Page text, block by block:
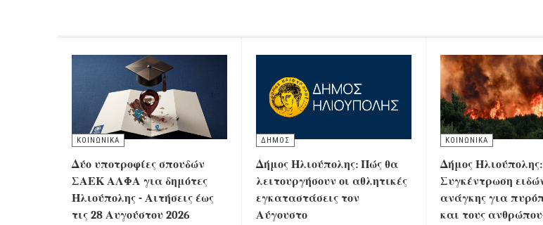
ΚΟΙΝΩΝΙΚΑ
Δύο υποτροφίες σπουδών
ΣΑΕΚ ΑΛΦΑ για δημότες
Ηλιούπολης - Αιτήσεις έως
τις 28 Αυγούστου 2026
ΔΗΜΟΣ
Δήμος Ηλιούπολης: Πώς θα
λειτουργήσουν οι αθλητικές
εγκαταστάσεις τον
Αύγουστο
ΚΟΙΝΩΝΙΚΑ
Δήμος Ηλιούπολης:
Συγκέντρωση
ανάγκης για
και τους